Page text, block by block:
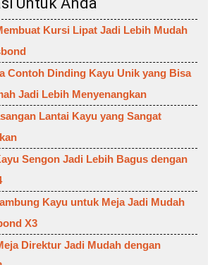
Kursi Lipat Jadi Lebih Mudah
Contoh Dinding Kayu Unik yang Bisa
Jadi Lebih Menyenangkan
Lantai Kayu yang Sangat
Sengon Jadi Lebih Bagus dengan
Kayu untuk Meja Jadi Mudah
X3
Direktur Jadi Mudah dengan